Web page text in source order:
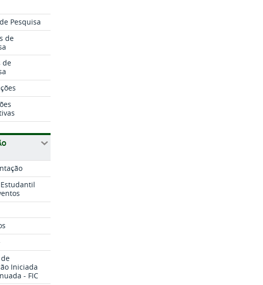
Pesquisa
de
de
Iniciada
- FIC